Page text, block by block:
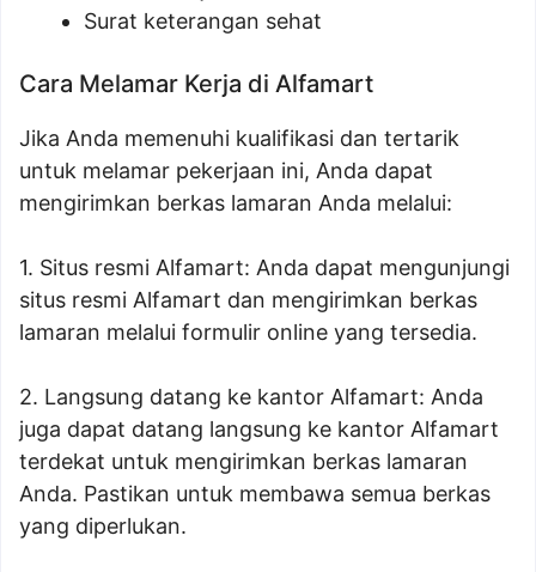
Surat keterangan sehat
Cara Melamar Kerja di Alfamart
Jika Anda memenuhi kualifikasi dan tertarik
untuk melamar pekerjaan ini, Anda dapat
mengirimkan berkas lamaran Anda melalui:
1. Situs resmi Alfamart: Anda dapat mengunjungi
situs resmi Alfamart dan mengirimkan berkas
lamaran melalui formulir online yang tersedia.
2. Langsung datang ke kantor Alfamart: Anda
juga dapat datang langsung ke kantor Alfamart
terdekat untuk mengirimkan berkas lamaran
Anda. Pastikan untuk membawa semua berkas
yang diperlukan.